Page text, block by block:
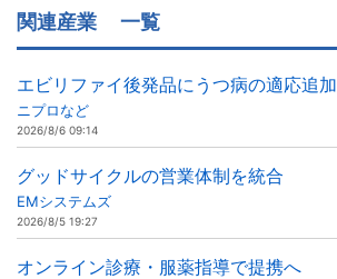
関連産業 一覧
エビリファイ後発品にうつ病の適応追加
ニプロなど
2026/8/6 09:14
グッドサイクルの営業体制を統合
EMシステムズ
2026/8/5 19:27
オンライン診療・服薬指導で提携へ